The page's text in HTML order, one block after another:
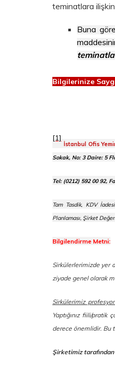
teminatlara
Buna
Bilgilerinize
[1]
İstanbul Ofis
Sokak, No: 3 Daire: 5
Tel: (0212) 592 00 92,
Tam Tasdik, KDV
Planlaması, Şirket
Bilgilendirme Metni:
Sirkülerlerimizde yer
ziyade genel olarak
Sirkülerimiz
Yaptığınız fiili/
derece önemlidir. Bu
Şirketimiz